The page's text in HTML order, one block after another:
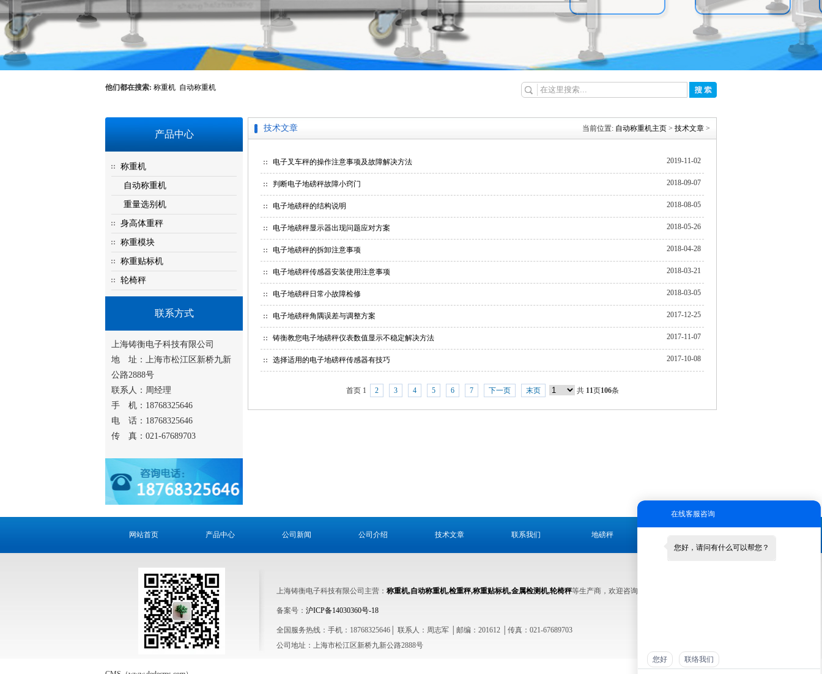
他们都在搜索: 称重机 自动称重机
产品中心
称重机
自动称重机
重量选别机
身高体重秤
称重模块
称重贴标机
轮椅秤
联系方式
上海铸衡电子科技有限公司
地 址：上海市松江区新桥九新
公路2888号
联系人：周经理
手 机：18768325646
电 话：18768325646
传 真：021-67689703
技术文章 当前位置: 自动称重机主页 > 技术文章 >
电子叉车秤的操作注意事项及故障解决方法 2019-11-02
判断电子地磅秤故障小窍门 2018-09-07
电子地磅秤的结构说明 2018-08-05
电子地磅秤显示器出现问题应对方案 2018-05-26
电子地磅秤的拆卸注意事项 2018-04-28
电子地磅秤传感器安装使用注意事项 2018-03-21
电子地磅秤日常小故障检修 2018-03-05
电子地磅秤角隅误差与调整方案 2017-12-25
铸衡教您电子地磅秤仪表数值显示不稳定解决方法 2017-11-07
选择适用的电子地磅秤传感器有技巧 2017-10-08
首页 1 2 3 4 5 6 7 下一页 末页 共 11页106条
网站首页 产品中心 公司新闻 公司介绍 技术文章 联系我们 地磅秤
上海铸衡电子科技有限公司主营： 称重机,自动称重机,检重秤,称重贴标机,金属检测机,轮椅秤等生产商，欢迎咨询！
备案号： 沪ICP备14030360号-18
全国服务热线：手机：18768325646│ 联系人：周志军 │邮编：201612 │传真：021-67689703
公司地址：上海市松江区新桥九新公路2888号
在线客服咨询
您好，请问有什么可以帮您？
您好 联络我们